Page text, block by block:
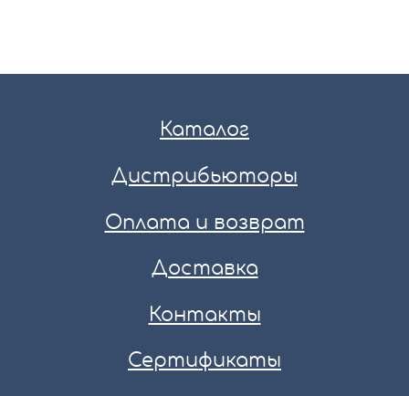
Каталог
Дистрибьюторы
Оплата и возврат
Доставка
Контакты
Сертификаты